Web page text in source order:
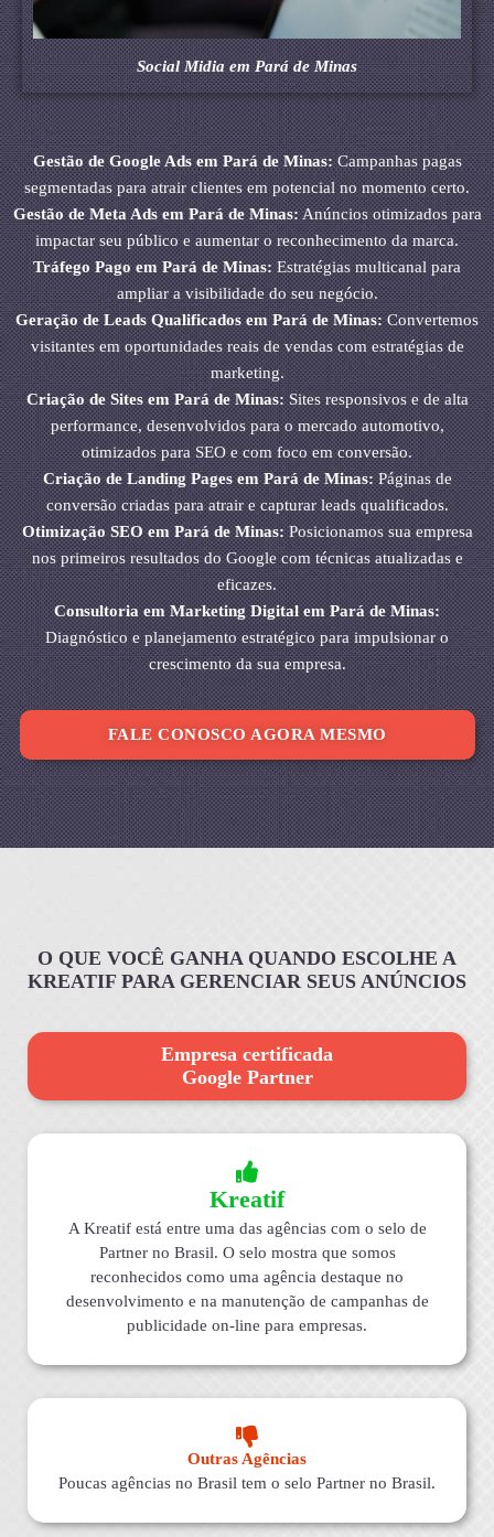
Social Midia em Pará de Minas
Gestão de Google Ads em Pará de Minas:Campanhas pagas
segmentadas para atrair clientes em potencial no momento certo.
Gestão de Meta Ads em Pará de Minas:Anúncios otimizados para
impactar seu público e aumentar o reconhecimento da marca.
Tráfego Pago em Pará de Minas:Estratégias multicanal para
ampliar a visibilidade do seu negócio.
Geração de Leads Qualificados em Pará de Minas:Convertemos
visitantes em oportunidades reais de vendas com estratégias de
marketing.
Criação de Sites em Pará de Minas:Sites responsivos e de alta
performance, desenvolvidos para o mercado automotivo,
otimizados para SEO e com foco em conversão.
Criação de Landing Pages em Pará de Minas:Páginas de
conversão criadas para atrair e capturar leads qualificados.
Otimização SEO em Pará de Minas:Posicionamos sua empresa
nos primeiros resultados do Google com técnicas atualizadas e
eficazes.
Consultoria em Marketing Digital em Pará de Minas:
Diagnóstico e planejamento estratégico para impulsionar o
crescimento da sua empresa.
FALE CONOSCO AGORA MESMO
O QUE VOCÊ GANHA QUANDO ESCOLHE A
KREATIF PARA GERENCIAR SEUS ANÚNCIOS
Empresa certificada
Google Partner
Kreatif
A Kreatif está entre uma das agências com o selo de
Partner no Brasil. O selo mostra que somos
reconhecidos como uma agência destaque no
desenvolvimento e na manutenção de campanhas de
publicidade on-line para empresas.
Outras Agências
Poucas agências no Brasil tem o selo Partner no Brasil.